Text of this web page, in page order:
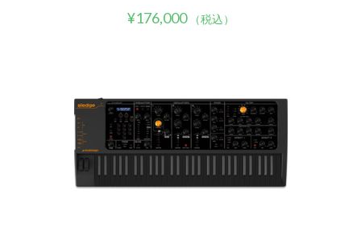
¥176,000 （税込）